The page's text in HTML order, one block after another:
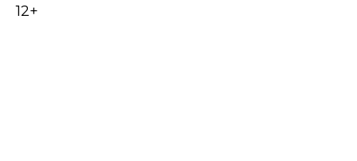
12+